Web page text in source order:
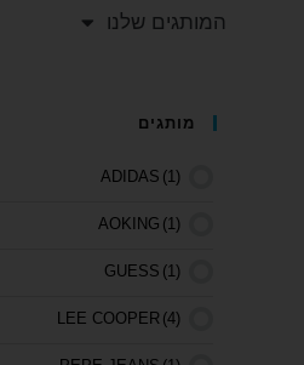
המותגים שלנו
מותגים
ADIDAS (1)
AOKING (1)
GUESS (1)
LEE COOPER (4)